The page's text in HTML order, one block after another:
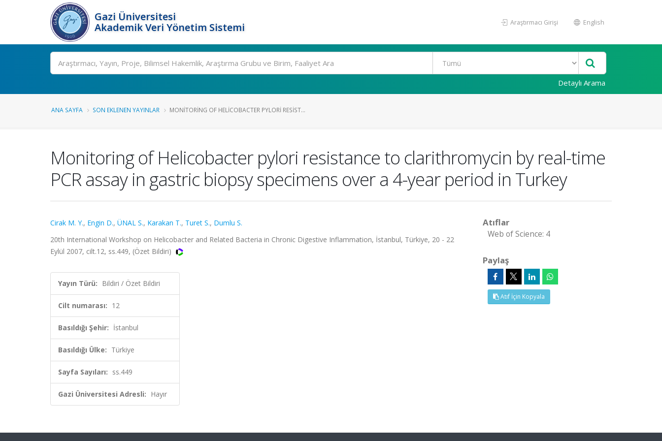
Gazi Üniversitesi
Akademik Veri Yönetim Sistemi
Araştırmacı Girişi English
Ara
Detaylı Arama
ANA SAYFA SON EKLENEN YAYINLAR MONITORING OF HELICOBACTER PYLORI RESIST...
Monitoring of Helicobacter pylori resistance to clarithromycin by real-time
PCR assay in gastric biopsy specimens over a 4-year period in Turkey
Cirak M. Y., Engin D., ÜNAL S., Karakan T., Turet S., Dumlu S.
20th International Workshop on Helicobacter and Related Bacteria in Chronic Digestive Inflammation, İstanbul, Türkiye, 20 - 22
Eylül 2007, cilt.12, ss.449, (Özet Bildiri)
Yayın Türü: Bildiri / Özet Bildiri
Cilt numarası: 12
Basıldığı Şehir: İstanbul
Basıldığı Ülke: Türkiye
Sayfa Sayıları: ss.449
Gazi Üniversitesi Adresli: Hayır
Atıflar
Web of Science: 4
Paylaş
Atıf İçin Kopyala